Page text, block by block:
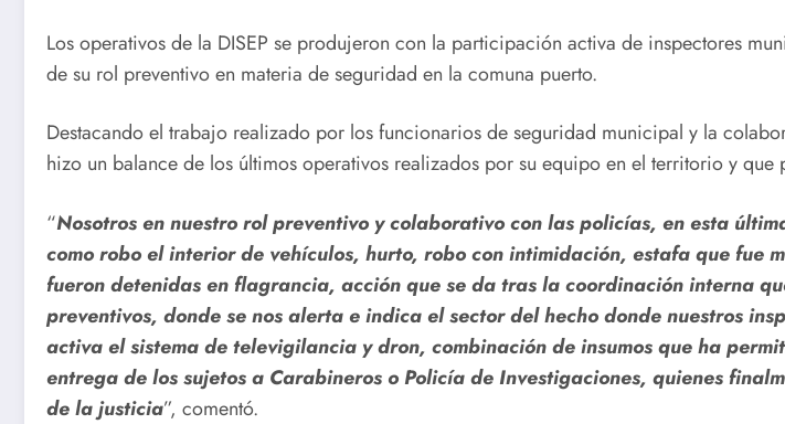
Los operativos de la DISEP se produjeron con la participación activa de inspectores
de su rol preventivo en materia de seguridad en la comuna puerto.
Destacando el trabajo realizado por los funcionarios de seguridad municipal y la
hizo un balance de los últimos operativos realizados por su equipo en el territorio y
“Nosotros en nuestro rol preventivo y colaborativo con las policías, en esta
como robo el interior de vehículos, hurto, robo con intimidación, estafa que fue
fueron detenidas en flagrancia, acción que se da tras la coordinación interna
preventivos, donde se nos alerta e indica el sector del hecho donde nuestros
activa el sistema de televigilancia y dron, combinación de insumos que ha
entrega de los sujetos a Carabineros o Policía de Investigaciones, quienes
de la justicia”, comentó.